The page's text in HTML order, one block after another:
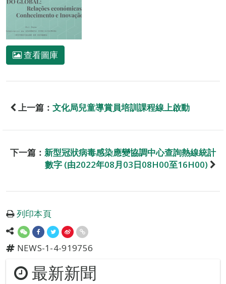
查看圖庫
上一篇： 文化局兒童導賞員培訓課程線上啟動
下一篇： 新型冠狀病毒感染應變協調中心查詢熱線統計
數字 (由2022年08月03日08H00至16H00)
列印本頁
NEWS-1-4-919756
最新新聞